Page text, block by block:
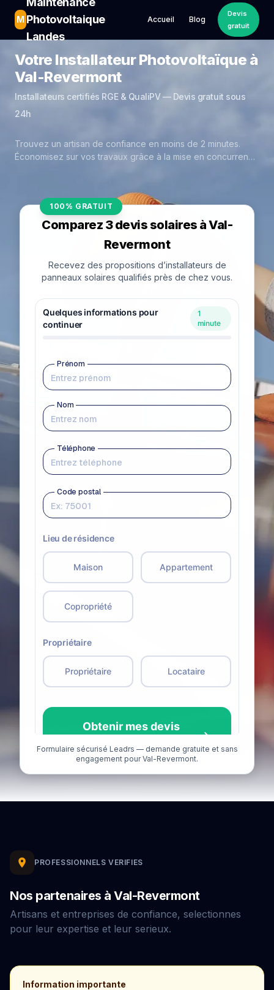
M Photovoltaique
Landes
Accueil Blog
Devis
gratuit
Votre Installateur Photovoltaïque à
Val-Revermont
Installateurs certifiés RGE & QualiPV — Devis gratuit sous
24h
Trouvez un artisan de confiance en moins de 2 minutes.
Économisez sur vos travaux grâce à la mise en concurrence
100% GRATUIT
Comparez 3 devis solaires à Val-
Revermont
Recevez des propositions d’installateurs de
panneaux solaires qualifiés près de chez vous.
Formulaire sécurisé Leadrs — demande gratuite et sans
engagement pour Val-Revermont.
PROFESSIONNELS VERIFIES
Nos partenaires à Val-Revermont
Artisans et entreprises de confiance, selectionnes
pour leur expertise et leur serieux.
Information importante